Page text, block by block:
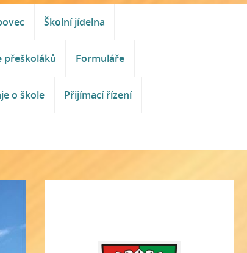
Školní jídelna
přeškoláků Formuláře
o škole Přijímací řízení